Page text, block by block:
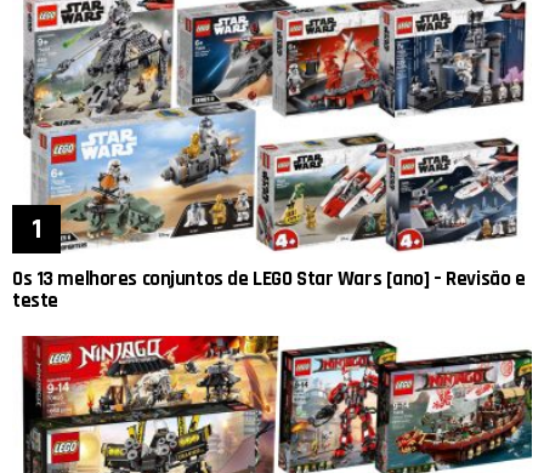
Os 13 melhores conjuntos de LEGO Star Wars [ano] – Revisão e
teste